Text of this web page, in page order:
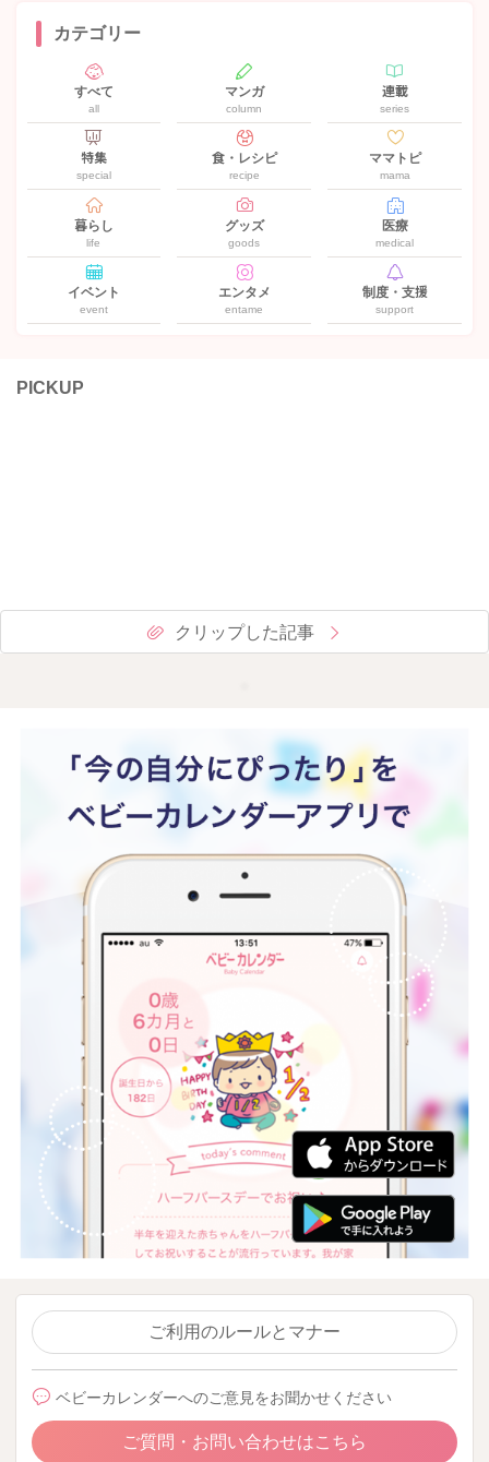
カテゴリー
すべて
all
マンガ
column
連載
series
特集
special
食・レシピ
recipe
ママトピ
mama
暮らし
life
グッズ
goods
医療
medical
イベント
event
エンタメ
entame
制度・支援
support
PICKUP
クリップした記事
ご利用のルールとマナー
ベビーカレンダーへのご意見をお聞かせください
ご質問・お問い合わせはこちら